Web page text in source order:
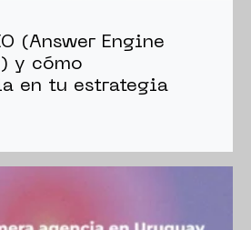
(Answer Engine
y cómo
en tu estrategia